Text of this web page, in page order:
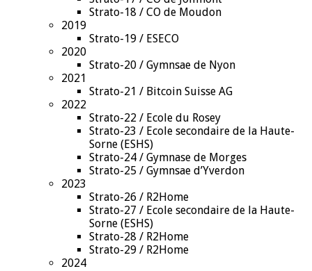
Strato-18 / CO de Moudon
2019
Strato-19 / ESECO
2020
Strato-20 / Gymnsae de Nyon
2021
Strato-21 / Bitcoin Suisse AG
2022
Strato-22 / Ecole du Rosey
Strato-23 / Ecole secondaire de la Haute-
Sorne (ESHS)
Strato-24 / Gymnase de Morges
Strato-25 / Gymnsae d’Yverdon
2023
Strato-26 / R2Home
Strato-27 / Ecole secondaire de la Haute-
Sorne (ESHS)
Strato-28 / R2Home
Strato-29 / R2Home
2024